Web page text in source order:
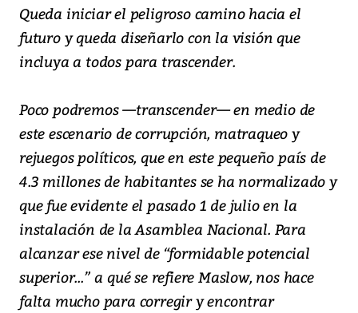
Queda iniciar el peligroso camino hacia el
futuro y queda diseñarlo con la visión que
incluya a todos para trascender.
Poco podremos —transcender— en medio de
este escenario de corrupción, matraqueo y
rejuegos políticos, que en este pequeño país de
4.3 millones de habitantes se ha normalizado y
que fue evidente el pasado 1 de julio en la
instalación de la Asamblea Nacional. Para
alcanzar ese nivel de “formidable potencial
superior...” a qué se refiere Maslow, nos hace
falta mucho para corregir y encontrar